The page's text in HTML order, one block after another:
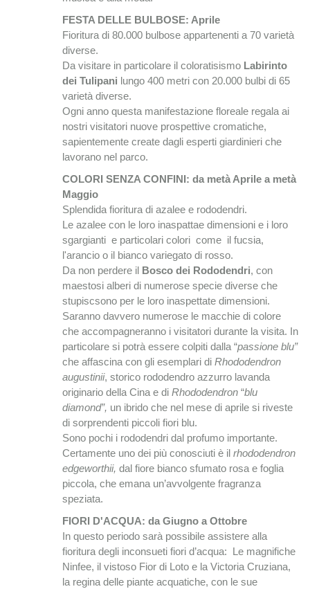
FESTA DELLE BULBOSE: Aprile
Fioritura di 80.000 bulbose appartenenti a 70 varietà
diverse.
Da visitare in particolare il coloratisismo Labirinto
dei Tulipani lungo 400 metri con 20.000 bulbi di 65
varietà diverse.
Ogni anno questa manifestazione floreale regala ai
nostri visitatori nuove prospettive cromatiche,
sapientemente create dagli esperti giardinieri che
lavorano nel parco.
COLORI SENZA CONFINI: da metà Aprile a metà
Maggio
Splendida fioritura di azalee e rododendri.
Le azalee con le loro inaspattae dimensioni e i loro
sgargianti e particolari colori come il fucsia,
l'arancio o il bianco variegato di rosso.
Da non perdere il Bosco dei Rododendri, con
maestosi alberi di numerose specie diverse che
stupiscsono per le loro inaspettate dimensioni.
Saranno davvero numerose le macchie di colore
che accompagneranno i visitatori durante la visita. In
particolare si potrà essere colpiti dalla “passione blu”
che affascina con gli esemplari di Rhododendron
augustinii, storico rododendro azzurro lavanda
originario della Cina e di Rhododendron “blu
diamond”, un ibrido che nel mese di aprile si riveste
di sorprendenti piccoli fiori blu.
Sono pochi i rododendri dal profumo importante.
Certamente uno dei più conosciuti è il rhododendron
edgeworthii, dal fiore bianco sfumato rosa e foglia
piccola, che emana un’avvolgente fragranza
speziata.
FIORI D'ACQUA: da Giugno a Ottobre
In questo periodo sarà possibile assistere alla
fioritura degli inconsueti fiori d’acqua: Le magnifiche
Ninfee, il vistoso Fior di Loto e la Victoria Cruziana,
la regina delle piante acquatiche, con le sue